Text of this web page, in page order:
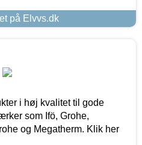
på Elvvs.dk
i høj kvalitet til gode
som Ifö, Grohe,
og Megatherm. Klik her